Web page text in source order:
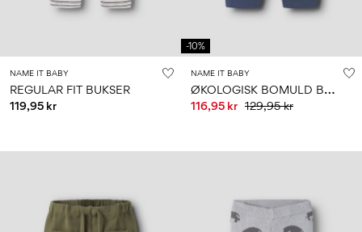
NAME IT BABY
REGULAR FIT BUKSER
119,95 kr
-10%
NAME IT BABY
Ø
KOLOGISK BOMULD BUKSER
116,95 kr 129,95 kr